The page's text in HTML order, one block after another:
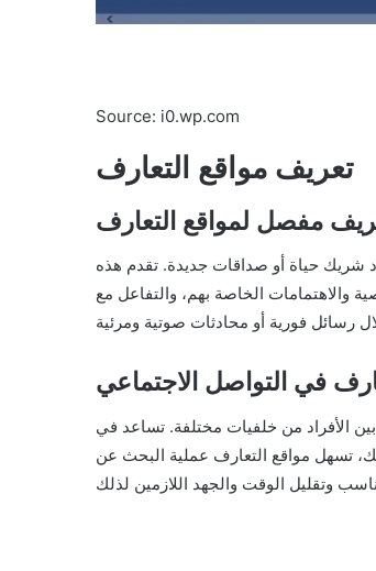
Source: i0.wp.com
تعريف مواقع التعارف
مفصل لمواقع التعارف
شريك حياة أو صداقات جديدة. تقدم هذه
الخاصة بهم، والتفاعل مع
في التواصل الاجتماعي
الأفراد من خلفيات مختلفة. تساعد في
ذلك، تسهل مواقع التعارف عملية البحث عن